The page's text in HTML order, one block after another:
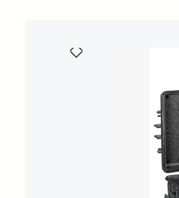
Bildergalerie überspringen